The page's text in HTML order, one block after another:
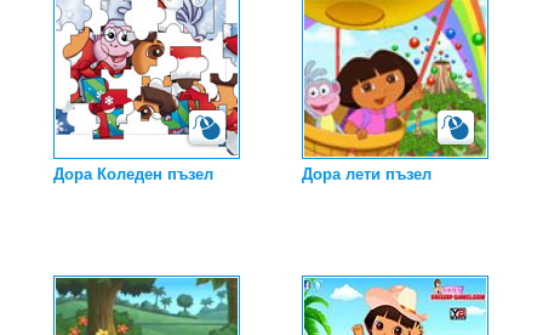
Дора Коледен пъзел Дора лети пъзел